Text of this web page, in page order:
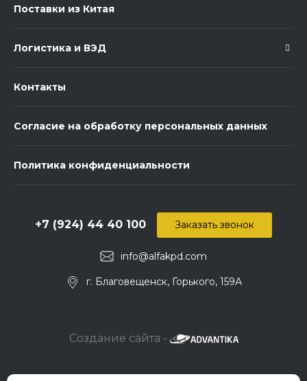
Поставки из Китая
Логистика и ВЭД
Контакты
Согласие на обработку персональных данных
Политика конфиденциальности
info@alfakpd.com
+7 (924) 44 40 100
г. Благовещенск, Горького, 159А
Заказать звонок
Создание сайта -